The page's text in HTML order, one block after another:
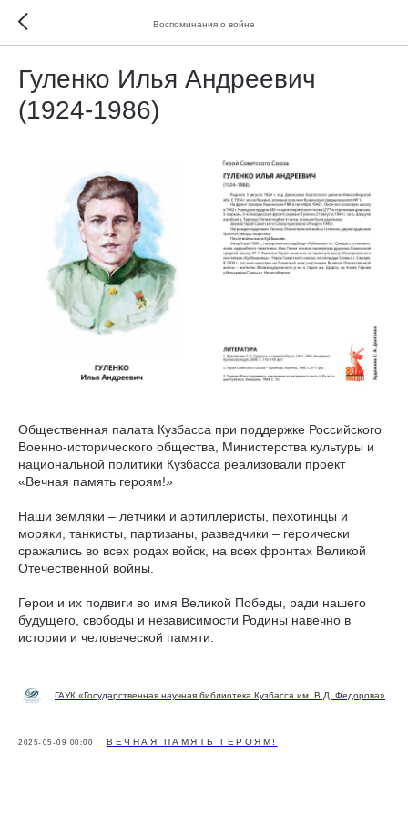
Воспоминания о войне
Гуленко Илья Андреевич
(1924-1986)
Общественная палата Кузбасса при поддержке Российского
Военно-исторического общества, Министерства культуры и
национальной политики Кузбасса реализовали проект
«Вечная память героям!»
Наши земляки – летчики и артиллеристы, пехотинцы и
моряки, танкисты, партизаны, разведчики – героически
сражались во всех родах войск, на всех фронтах Великой
Отечественной войны.
Герои и их подвиги во имя Великой Победы, ради нашего
будущего, свободы и независимости Родины навечно в
истории и человеческой памяти.
ГАУК «Государственная научная библиотека Кузбасса им. В.Д. Федорова»
2025-05-09 00:00 ВЕЧНАЯ ПАМЯТЬ ГЕРОЯМ!